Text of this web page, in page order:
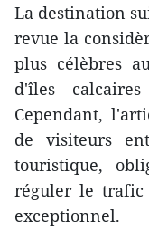
La destination
revue la
plus célèbres
d'îles
Cependant,
de visiteurs
touristique,
réguler le trafic
exceptionnel.